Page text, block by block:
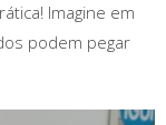
Imagine em
podem pegar